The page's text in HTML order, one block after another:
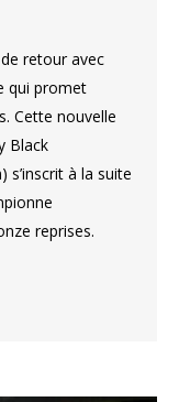
retour avec
qui promet
Cette nouvelle
Black
s’inscrit à la suite
reprises.